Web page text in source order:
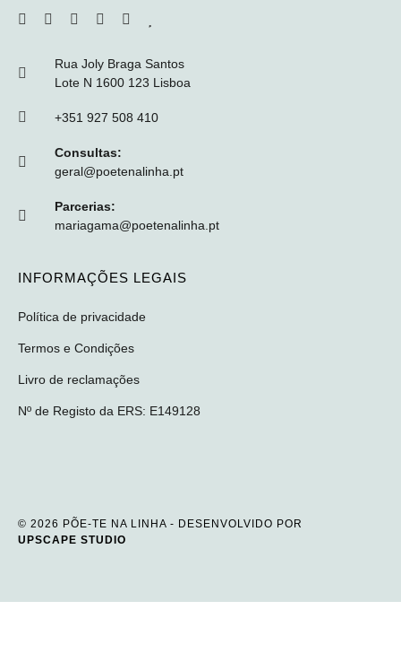
Rua Joly Braga Santos
Lote N 1600 123 Lisboa
+351 927 508 410
Consultas:
geral@poetenalinha.pt
Parcerias:
mariagama@poetenalinha.pt
INFORMAÇÕES LEGAIS
Política de privacidade
Termos e Condições
Livro de reclamações
Nº de Registo da ERS: E149128
© 2026 PÕE-TE NA LINHA - DESENVOLVIDO POR
UPSCAPE STUDIO